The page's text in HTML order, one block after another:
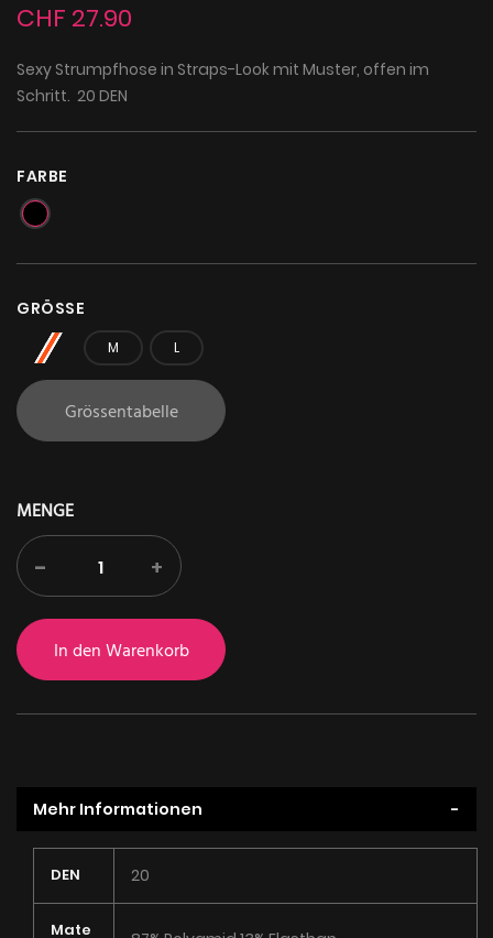
CHF 27.90
Sexy Strumpfhose in Straps-Look mit Muster, offen im
Schritt. 20 DEN
FARBE
GRÖSSE
S M L
Grössentabelle
MENGE
- +
In den Warenkorb
Mehr Informationen
Informationen
DEN 20
Mate